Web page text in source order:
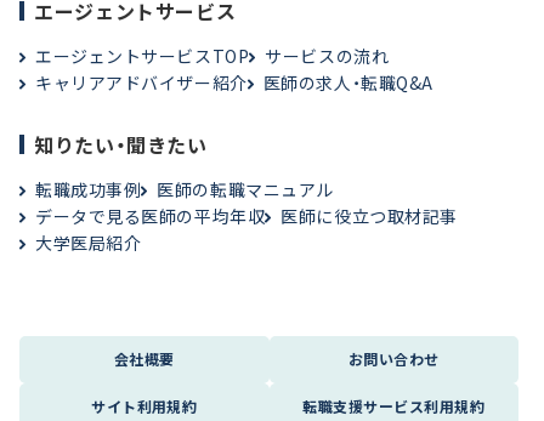
エージェントサービス
エージェントサービスTOP
サービスの流れ
キャリアアドバイザー紹介
医師の求人・転職Q&A
知りたい・聞きたい
転職成功事例
医師の転職マニュアル
データで見る医師の平均年収
医師に役立つ取材記事
大学医局紹介
会社概要 お問い合わせ
サイト利用規約 転職支援サービス利用規約